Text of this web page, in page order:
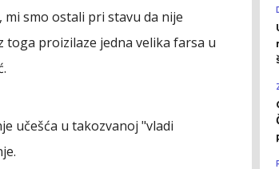
mi smo ostali pri stavu da nije
toga proizilaze jedna velika farsa u
učešća u takozvanoj "vladi